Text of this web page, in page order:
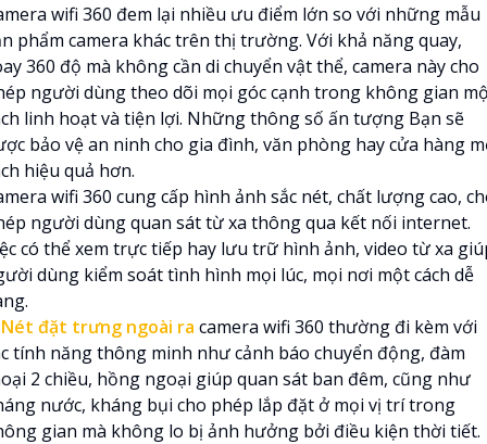
wifi 360 đem lại nhiều ưu điểm lớn so với những mẫu
phẩm camera khác trên thị trường. Với khả năng quay,
360 độ mà không cần di chuyển vật thể, camera này cho
người dùng theo dõi mọi góc cạnh trong không gian
linh hoạt và tiện lợi. Những thông số ấn tượng Bạn sẽ
bảo vệ an ninh cho gia đình, văn phòng hay cửa hàng
hiệu quả hơn.
wifi 360 cung cấp hình ảnh sắc nét, chất lượng cao,
người dùng quan sát từ xa thông qua kết nối internet.
có thể xem trực tiếp hay lưu trữ hình ảnh, video từ xa
dùng kiểm soát tình hình mọi lúc, mọi nơi một cách dễ
Nét đặt trưng ngoài ra camera wifi 360 thường đi kèm với
tính năng thông minh như cảnh báo chuyển động, đàm
2 chiều, hồng ngoại giúp quan sát ban đêm, cũng như
nước, kháng bụi cho phép lắp đặt ở mọi vị trí trong
gian mà không lo bị ảnh hưởng bởi điều kiện thời tiết.